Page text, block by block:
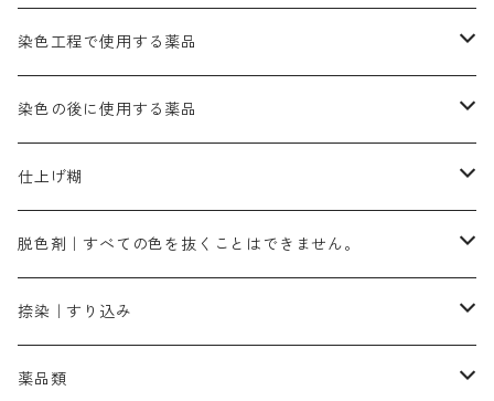
染料一覧ー100g入り
染料一覧ー500g入り
1kg
ピンクMB｜ピンク色
ローズMB｜鮮やかなピンク色）
スカイブルーMG｜緑みの空色
ターキスブルーHNG｜緑みの空色
ダークグリンMG（定番の色合い）
グリーンMB｜緑色
茶色系
ダークブロンMFB｜こげ茶色
ブロンHNR｜こげ茶色
黒色系
ブラックMK（赤みの黒色）
ブラックMG（青みの黒色）
白色系（定番の色合い）
ネオホワイトR
カッチ｜茶系
霧島産・晩秋茶｜黄金色（赤みの黄色）｜準備中
54cm×54cm（バンダナ）｜端の始末も綿糸｜タグなし
ローダミンB｜赤紫色｜マゼンダ色
硫酸第一鉄｜鉄媒染剤
摺込み刷毛（スリコミハケ）ー夏毛（硬いタイプ）
摺込み刷毛（スリコミハケ）ー冬毛（柔らかいタイプ）
ローケツ筆
ローケツ用筆｜1本～販売
ローケツ用筆ー10%off｜20本セットお取り寄せ品
洋型紙（9番手｜中薄口、10番手｜中厚口）
有償サンプル品｜約20cm×27cm
洋型紙9番手｜中薄口｜約54cm×110cm
張木｜入荷待ち
伸子
型洗いブラシ
精練剤｜汚れ落とし剤｜針状マルセル石鹸
糊落とし剤｜ソルベンCA
濃染処理剤｜ソルバックスPS－900
染色工程で使用する薬品
染料の吸収促進剤
酢酸｜絹・羊毛・ナイロンに使用する
芒硝｜綿・麻の染色に使用する。
染料のムラ染め抑制剤（均染剤）
アゾリン200％｜綿・麻・絹・羊毛・ナイロンの染色
レオニールEHC｜反応染料用
染料の浸透剤
ソルバライトS-70｜各種繊維の浸し染めに使用可能
染料の定着向上剤
ライトフィックスAコンク｜綿・麻もしくは直接染料で染めた素材
アルカリ剤｜反応染料用
染色の後に使用する薬品
ソーピング剤｜未定着の染料を除去すること
ネオポールB－300｜反応染料のソーピング剤
仕上げ剤｜柔軟・平滑剤
白場汚染防止剤
仕上げ糊
カルボキシメチルセルロース（CMC）
海藻系
たんぱく質系
脱色剤｜すべての色を抜くことはできません。
脱色剤
全体脱色｜ハイドロサルファイトコンク
脱色助剤｜浸透・複色抑制剤
捺染｜すり込み
染料溶解剤｜染料の均一な浸透・吸着を補助する
薬品類